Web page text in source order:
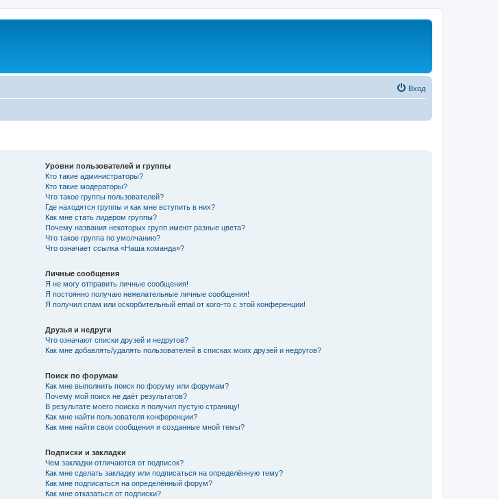
Вход
Уровни пользователей и группы
Кто такие администраторы?
Кто такие модераторы?
Что такое группы пользователей?
Где находятся группы и как мне вступить в них?
Как мне стать лидером группы?
Почему названия некоторых групп имеют разные цвета?
Что такое группа по умолчанию?
Что означает ссылка «Наша команда»?
Личные сообщения
Я не могу отправить личные сообщения!
Я постоянно получаю нежелательные личные сообщения!
Я получил спам или оскорбительный email от кого-то с этой конференции!
Друзья и недруги
Что означают списки друзей и недругов?
Как мне добавлять/удалять пользователей в списках моих друзей и недругов?
Поиск по форумам
Как мне выполнить поиск по форуму или форумам?
Почему мой поиск не даёт результатов?
В результате моего поиска я получил пустую страницу!
Как мне найти пользователя конференции?
Как мне найти свои сообщения и созданные мной темы?
Подписки и закладки
Чем закладки отличаются от подписок?
Как мне сделать закладку или подписаться на определённую тему?
Как мне подписаться на определённый форум?
Как мне отказаться от подписки?